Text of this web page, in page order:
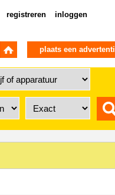
registreren inloggen
plaats een